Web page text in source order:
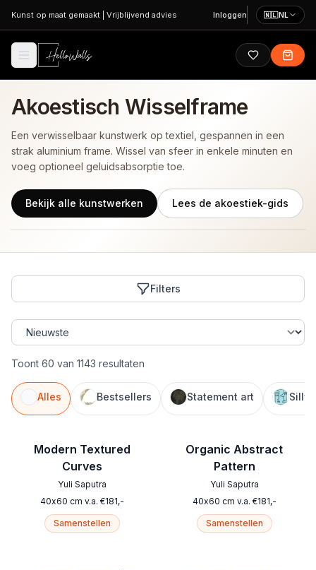
Ga naar hoofdinhoud
Kunst op maat gemaakt Vrijblijvend advies Inloggen 🇳🇱NL
Akoestisch Wisselframe
Een verwisselbaar kunstwerk op textiel, gespannen in een
strak aluminium frame. Wissel van sfeer in enkele minuten en
voeg optioneel geluidsabsorptie toe.
Bekijk alle kunstwerken Lees de akoestiek-gids
Filters
Toont 60 van 1143 resultaten
Alles Bestsellers Statement art Silly
Modern Textured
Curves
Yuli Saputra
40x60 cm v.a. €181,-
Samenstellen
Organic Abstract
Pattern
Yuli Saputra
40x60 cm v.a. €181,-
Samenstellen